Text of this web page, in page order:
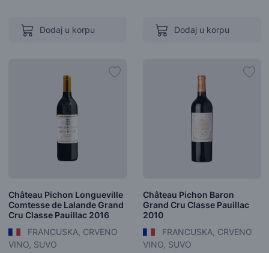
Dodaj u korpu Dodaj u korpu
Château Pichon Longueville
Comtesse de Lalande Grand
Cru Classe Pauillac 2016
FRANCUSKA, CRVENO
VINO, SUVO
Château Pichon Baron
Grand Cru Classe Pauillac
2010
FRANCUSKA, CRVENO
VINO, SUVO